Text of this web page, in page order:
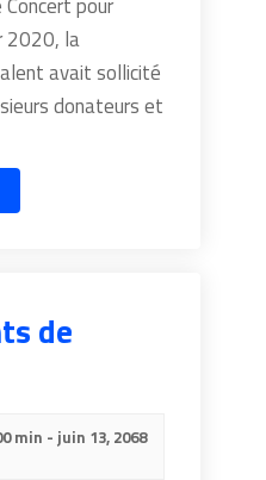
2020, la
avait sollicité
donateurs et
de
min - juin 13, 2068